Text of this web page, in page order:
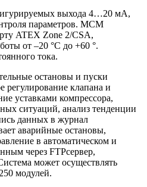
выхода 4…20 мА,
параметров. МСМ
ATEX Zone 2/CSA,
от –20 °C до +60 °.
тока.
остановы и пуски
регулирование клапана и
уставками компрессора,
ситуаций, анализ тенденции
данных в журнал
аварийные остановы,
в автоматическом и
через FTPсервер,
может осуществлять
модулей.